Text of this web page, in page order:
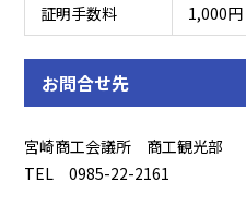
証明手数料
1,000円
お問合せ先
宮崎商工会議所 商工観光部
TEL 0985-22-2161